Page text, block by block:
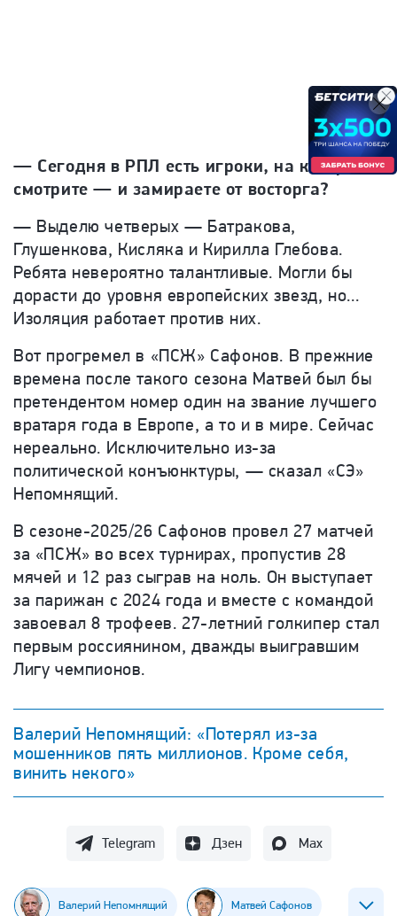
— Сегодня в РПЛ есть игроки, на которых
смотрите — и замираете от восторга?
— Выделю четверых — Батракова,
Глушенкова, Кисляка и Кирилла Глебова.
Ребята невероятно талантливые. Могли бы
дорасти до уровня европейских звезд, но...
Изоляция работает против них.
Вот прогремел в «ПСЖ» Сафонов. В прежние
времена после такого сезона Матвей был бы
претендентом номер один на звание лучшего
вратаря года в Европе, а то и в мире. Сейчас
нереально. Исключительно из-за
политической конъюнктуры, — сказал «СЭ»
Непомнящий.
В сезоне-2025/26 Сафонов провел 27 матчей
за «ПСЖ» во всех турнирах, пропустив 28
мячей и 12 раз сыграв на ноль. Он выступает
за парижан с 2024 года и вместе с командой
завоевал 8 трофеев. 27-летний голкипер стал
первым россиянином, дважды выигравшим
Лигу чемпионов.
Валерий Непомнящий: «Потерял из-за
мошенников пять миллионов. Кроме себя,
винить некого»
Telegram Дзен Max
Валерий Непомнящий Матвей Сафонов